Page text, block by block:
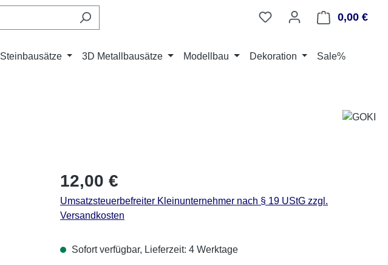
0,00 €
Steinbausätze 3D Metallbausätze Modellbau Dekoration Sale%
Regulärer Preis:
12,00 €
Umsatzsteuerbefreiter Kleinunternehmer nach § 19 UStG zzgl.
Versandkosten
Sofort verfügbar, Lieferzeit: 4 Werktage